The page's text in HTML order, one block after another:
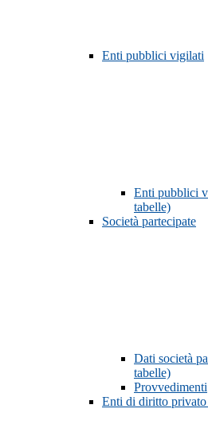
Enti pubblici vigilati
Enti pubblici
tabelle)
Società partecipate
Dati società
tabelle)
Provvedimenti
Enti di diritto